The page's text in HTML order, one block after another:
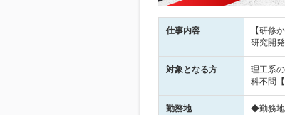
仕事内容
【研修
研究開
対象となる方
理工系
科不問
勤務地
◆勤務地